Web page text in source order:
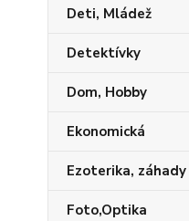
Deti, Mládež
Detektívky
Dom, Hobby
Ekonomická
Ezoterika, záhady
Foto,Optika